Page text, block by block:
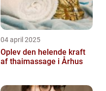
04 april 2025
Oplev den helende kraft
af thaimassage i Århus